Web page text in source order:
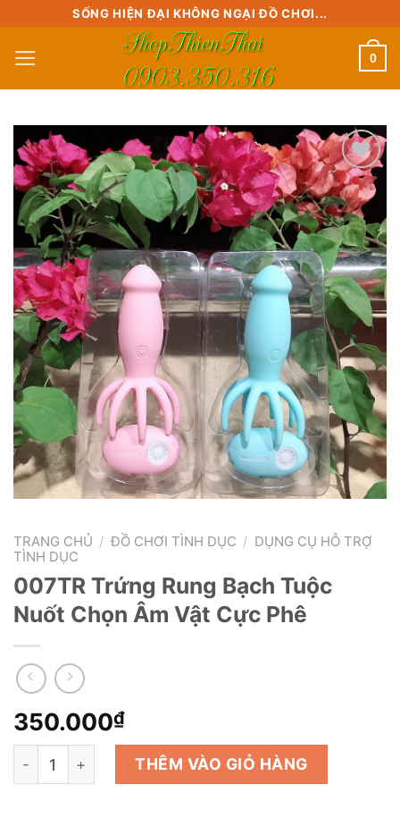
content
SỐNG HIỆN ĐẠI KHÔNG NGẠI ĐỒ CHƠI...
0
Add to
wishlist
TRANG CHỦ / ĐỒ CHƠI TÌNH DỤC / DỤNG CỤ HỖ TRỢ
TÌNH DỤC
007TR Trứng Rung Bạch Tuộc
Nuốt Chọn Âm Vật Cực Phê
350.000₫
007TR Trứng Rung Bạch Tuộc Nuốt Chọn Âm Vật Cực
THÊM VÀO GIỎ HÀNG